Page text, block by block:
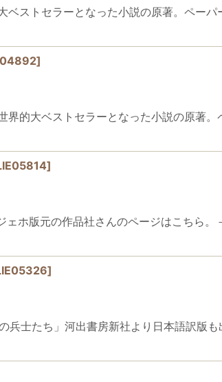
ストセラーとなった小説の原著。ペー
]
的大ベストセラーとなった小説の原著。
]
ホ版元の作品社さんのページはこちら。
]
士たち」河出書房新社より日本語訳版も